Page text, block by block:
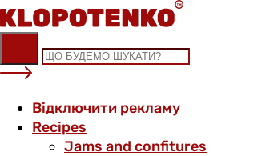
Skip
to
content
Відключити рекламу
Recipes
Jams and confitures